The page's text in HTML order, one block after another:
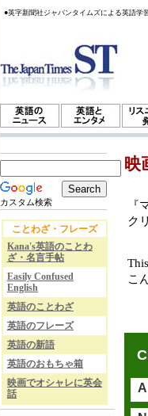
●英字新聞社ジャパンタイムズによる英語学
カスタム検索
ことわざ・フレーズ
Kana's英語のことわ
ざ・名言手帖
Easily Confused
English
英語のことわざ
英語のフレーズ
英語の新語
英語のおもちゃ箱
映画でオシャレに英会
話
映
『
ク
こ
A